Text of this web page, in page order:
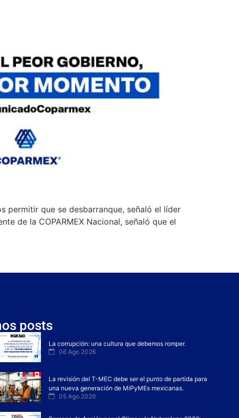
permitir que se desbarranque, señaló el líder
de la COPARMEX Nacional, señaló que el
posts
La corrupción: una cultura que debemos romper.
06 Ago 2026
La revisión del T-MEC debe ser el punto de partida para
una nueva generación de MiPyMEs mexicanas.
05 Ago 2026